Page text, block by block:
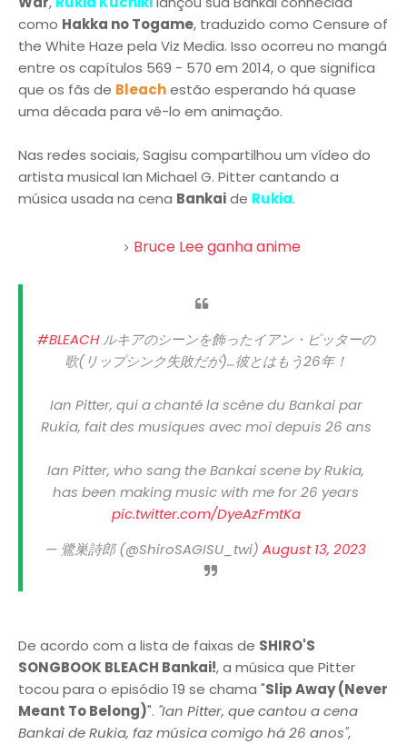
como Hakka no Togame, traduzido como Censure of
the White Haze pela Viz Media. Isso ocorreu no mangá
entre os capítulos 569 - 570 em 2014, o que significa
que os fãs de Bleachestão esperando há quase
uma década para vê-lo em animação.
Nas redes sociais, Sagisu compartilhou um vídeo do
artista musical Ian Michael G. Pitter cantando a
música usada na cena Bankaide Rukia.
Bruce Lee ganha anime
#BLEACHルキアのシーンを飾ったイアン・ピッターの
歌(リップシンク失敗だが)…彼とはもう26年！
Ian Pitter, qui a chanté la scène du Bankai par
Rukia, fait des musiques avec moi depuis 26 ans
Ian Pitter, who sang the Bankai scene by Rukia,
has been making music with me for 26 years
pic.twitter.com/DyeAzFmtKa
— 鷺巣詩郎 (@ShiroSAGISU_twi) August 13, 2023
De acordo com a lista de faixas de SHIRO'S
SONGBOOK BLEACH Bankai!, a música que Pitter
tocou para o episódio 19 se chama "Slip Away (Never
Meant To Belong)". "Ian Pitter, que cantou a cena
Bankai de Rukia, faz música comigo há 26 anos",